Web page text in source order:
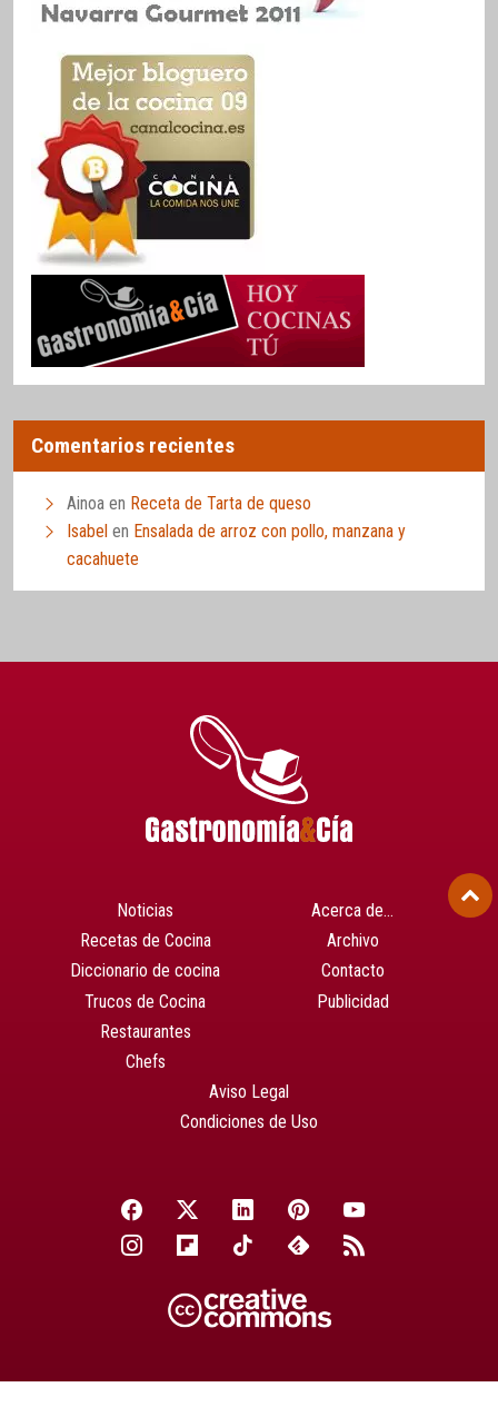
Comentarios recientes
Ainoa en Receta de Tarta de queso
Isabel en Ensalada de arroz con pollo, manzana y
cacahuete
Noticias
Recetas de Cocina
Diccionario de cocina
Trucos de Cocina
Restaurantes
Chefs
Acerca de…
Archivo
Contacto
Publicidad
Aviso Legal
Condiciones de Uso